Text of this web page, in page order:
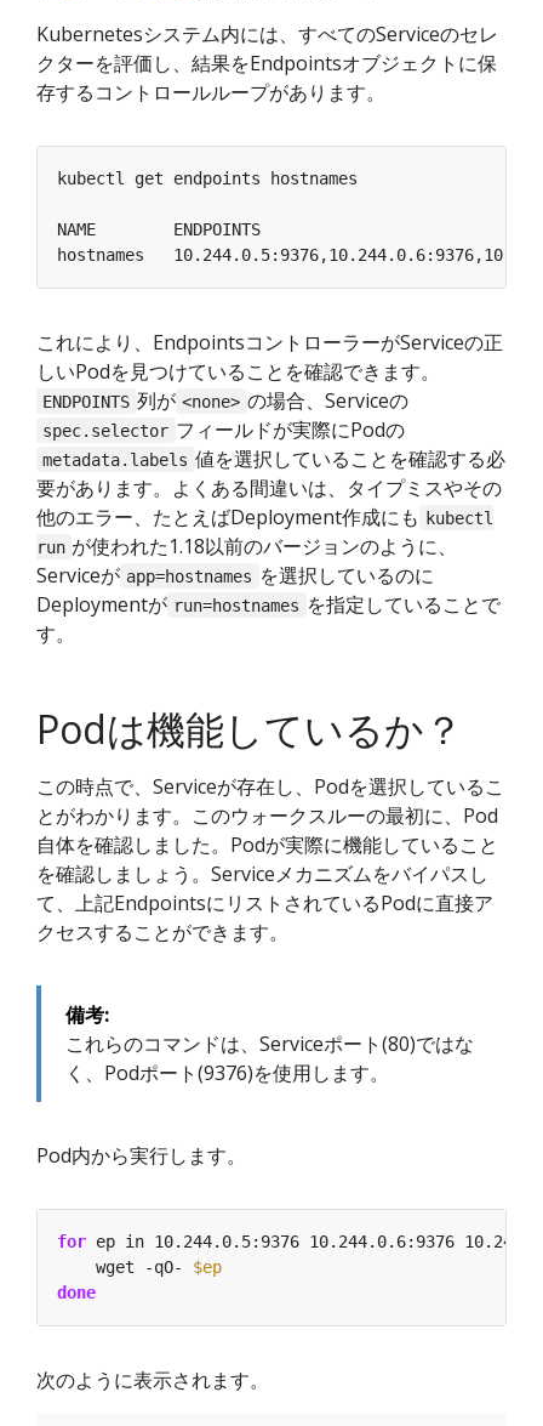
Kubernetesシステム内には、すべてのServiceのセレ
クターを評価し、結果をEndpointsオブジェクトに保
存するコントロールループがあります。
これにより、EndpointsコントローラーがServiceの正
しいPodを見つけていることを確認できます。
ENDPOINTS 列が <none> の場合、Serviceの
spec.selector フィールドが実際にPodの
metadata.labels 値を選択していることを確認する必
要があります。よくある間違いは、タイプミスやその
他のエラー、たとえばDeployment作成にも
kubectl
run が使われた1.18以前のバージョンのように、
Serviceが app=hostnames を選択しているのに
Deploymentが run=hostnames を指定していることで
す。
Podは機能しているか？
この時点で、Serviceが存在し、Podを選択しているこ
とがわかります。このウォークスルーの最初に、Pod
自体を確認しました。Podが実際に機能していること
を確認しましょう。Serviceメカニズムをバイパスし
て、上記EndpointsにリストされているPodに直接ア
クセスすることができます。
備考:
これらのコマンドは、Serviceポート(80)ではな
く、Podポート(9376)を使用します。
Pod内から実行します。
for ep in 10.244.0.5:9376 10.244.0.6:9376
    wget -qO-
$ep
done
次のように表示されます。